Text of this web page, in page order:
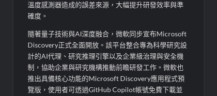
溫度感測器造成的誤差來源，大幅提升研發效率與準
確度。
隨著量子技術與AI深度融合，微軟同步宣布Microsoft
Discovery正式全面開放。該平台整合專為科學研究設
計的AI代理、研究推理引擎以及企業級治理與安全機
制，協助企業與研究機構推動前瞻研發工作。微軟也
推出具備核心功能的Microsoft Discovery應用程式預
覽版，使用者可透過GitHub Copilot帳號免費下載並